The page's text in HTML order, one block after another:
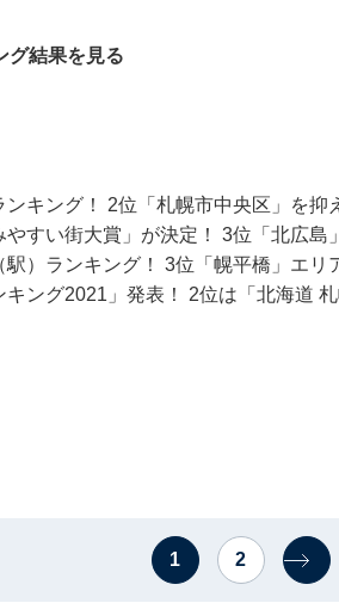
グ結果を見る
ンキング！ 2位「札幌市中央区」を
すい街大賞」が決定！ 3位「北広島
駅）ランキング！ 3位「幌平橋」エ
キング2021」発表！ 2位は「北海道
1 2